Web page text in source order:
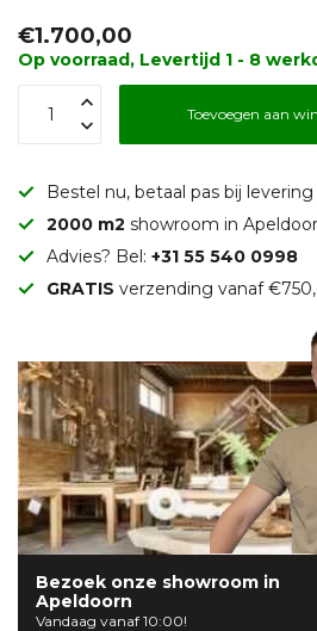
€1.700,00
Op voorraad, Levertijd 1 - 8
Toevoegen aan
Bestel nu, betaal pas bij levering
2000 m2 showroom in
Advies? Bel: +31 55 540 0998
GRATIS verzending vanaf
Bezoek onze showroom in
Apeldoorn
Vandaag vanaf 10:00!